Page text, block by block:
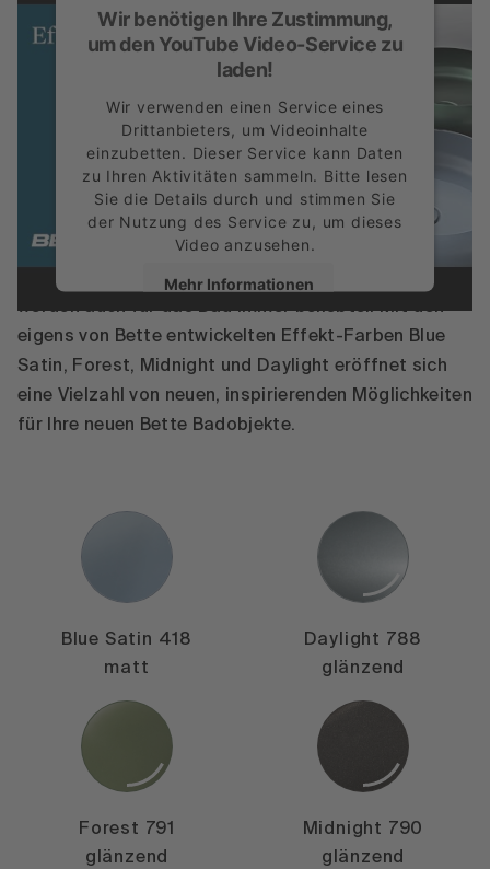
Wir benötigen Ihre Zustimmung,
um den YouTube Video-Service zu
laden!
Wir verwenden einen Service eines
Drittanbieters, um Videoinhalte
einzubetten. Dieser Service kann Daten
zu Ihren Aktivitäten sammeln. Bitte lesen
Sie die Details durch und stimmen Sie
der Nutzung des Service zu, um dieses
Video anzusehen.
Mehr Informationen
Akzeptieren
powered by
Usercentrics Consent
Management Platform
Extravagante, glitzernde und schimmernde Farben
werden auch für das Bad immer beliebter. Mit den
eigens von Bette entwickelten Effekt-Farben Blue
Satin, Forest, Midnight und Daylight eröffnet sich
eine Vielzahl von neuen, inspirierenden Möglichkeiten
für Ihre neuen Bette Badobjekte.
Blue Satin 418
matt
Daylight 788
glänzend
Forest 791
glänzend
Midnight 790
glänzend